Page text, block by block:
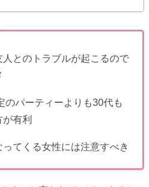
とのトラブルが起こるので
のパーティーよりも30代も
有利
てくる女性には注意すべき